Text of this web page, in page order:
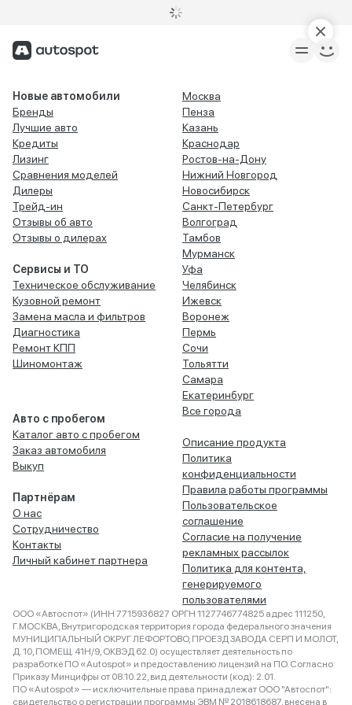
Новые автомобили
Бренды
Лучшие авто
Кредиты
Лизинг
Сравнения моделей
Дилеры
Трейд-ин
Отзывы об авто
Отзывы о дилерах
Сервисы и ТО
Техническое обслуживание
Кузовной ремонт
Замена масла и фильтров
Диагностика
Ремонт КПП
Шиномонтаж
Авто с пробегом
Каталог авто с пробегом
Заказ автомобиля
Выкуп
Партнёрам
О нас
Сотрудничество
Контакты
Личный кабинет партнера
Москва
Пенза
Казань
Краснодар
Ростов-на-Дону
Нижний Новгород
Новосибирск
Санкт-Петербург
Волгоград
Тамбов
Мурманск
Уфа
Челябинск
Ижевск
Воронеж
Пермь
Сочи
Тольятти
Самара
Екатеринбург
Все города
Описание продукта
Политика
конфиденциальности
Правила работы программы
Пользовательское
соглашение
Согласие на получение
рекламных рассылок
Политика для контента,
генерируемого
пользователями
ООО «Автоспот» (ИНН 7715936827 ОРГН 1127746774825 адрес 111250,
Г.МОСКВА, Внутригородская территория города федерального значения
МУНИЦИПАЛЬНЫЙ ОКРУГ ЛЕФОРТОВО, ПРОЕЗД ЗАВОДА СЕРП И МОЛОТ,
Д. 10, ПОМЕЩ. 41Н/9, ОКВЭД 62.0) осуществляет деятельность по
разработке ПО «Autospot» и предоставлению лицензий на ПО. Согласно
Приказу Минцифры от 08.10.22, вид деятельности (код): 2.01.
ПО «Autospot» — исключительные права принадлежат ООО "Автоспот":
свидетельство о регистрации программы ЭВМ № 2018618687, внесена в